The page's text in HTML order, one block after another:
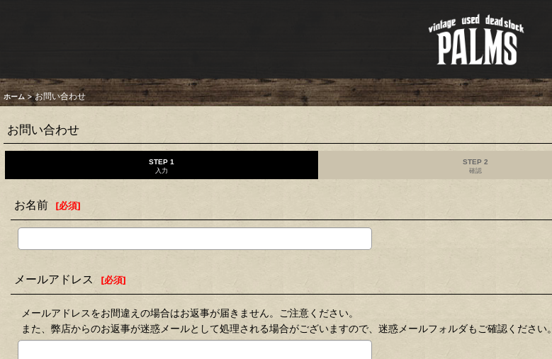
ホーム > お問い合わせ
お問い合わせ
STEP 1
入力
STEP 2
確認
お名前 [必須]
メールアドレス [必須]
メールアドレスをお間違えの場合はお返事が届きません。ご注意ください。
また、弊店からのお返事が迷惑メールとして処理される場合がございますので、迷惑メールフォルダもご確認ください。